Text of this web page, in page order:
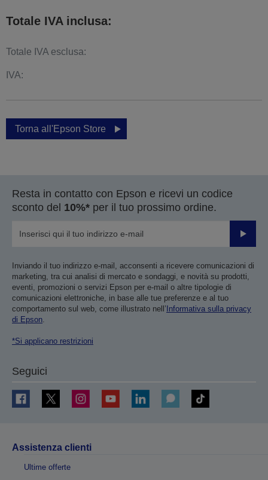
Totale IVA inclusa:
Totale IVA esclusa:
IVA:
Torna all'Epson Store
Resta in contatto con Epson e ricevi un codice
sconto del 10%* per il tuo prossimo ordine.
Invia
Inviando il tuo indirizzo e-mail, acconsenti a ricevere comunicazioni di
marketing, tra cui analisi di mercato e sondaggi, e novità su prodotti,
eventi, promozioni o servizi Epson per e-mail o altre tipologie di
comunicazioni elettroniche, in base alle tue preferenze e al tuo
comportamento sul web, come illustrato nell’ Informativa sulla privacy
di Epson.
*Si applicano restrizioni
Seguici
Assistenza clienti
Ultime offerte